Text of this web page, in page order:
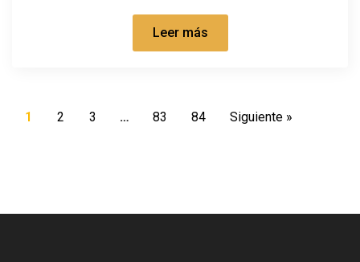
Leer más
1 2 3 … 83 84 Siguiente »